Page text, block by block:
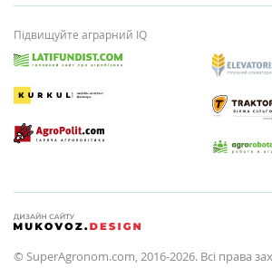
Підвищуйте аграрний IQ
© SuperAgronom.com, 2016-2026. Всі права